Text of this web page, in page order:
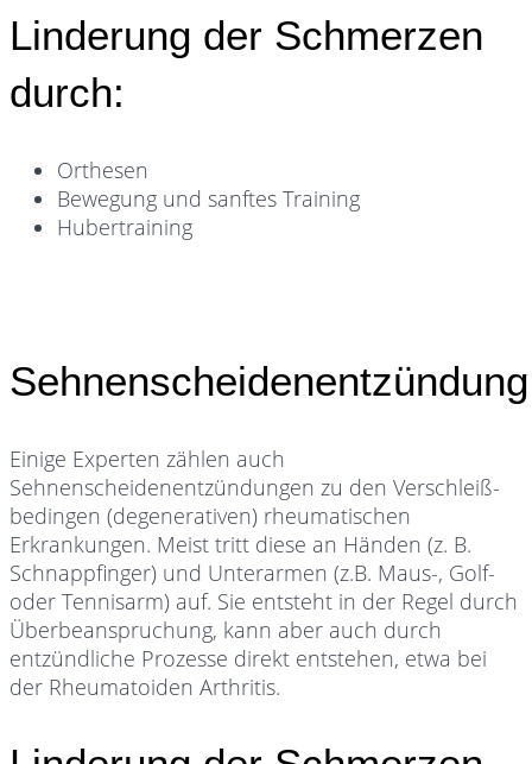
Linderung der Schmerzen
durch:
Orthesen
Bewegung und sanftes Training
Hubertraining
Sehnenscheidenentzündung
Einige Experten zählen auch
Sehnenscheidenentzündungen zu den Verschleiß-
bedingen (degenerativen) rheumatischen
Erkrankungen. Meist tritt diese an Händen (z. B.
Schnappfinger) und Unterarmen (z.B. Maus-, Golf-
oder Tennisarm) auf. Sie entsteht in der Regel durch
Überbeanspruchung, kann aber auch durch
entzündliche Prozesse direkt entstehen, etwa bei
der Rheumatoiden Arthritis.